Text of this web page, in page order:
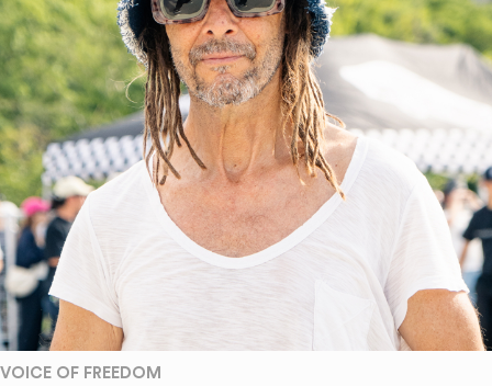
VOICE OF FREEDOM